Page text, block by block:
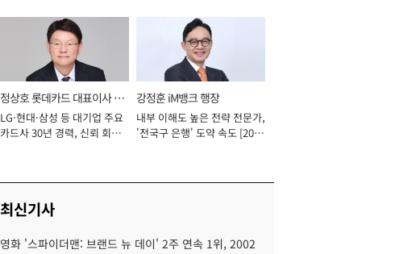
정상호 롯데카드 대표이사 사
장
LG·현대·삼성 등 대기업 주요
카드사 30년 경력, 신뢰 회복
강정훈 iM뱅크 행장
내부 이해도 높은 전략 전문가,
'전국구 은행' 도약 속도 [2026
최신기사
영화 '스파이더맨: 브랜드 뉴 데이' 2주 연속 1위, 2002